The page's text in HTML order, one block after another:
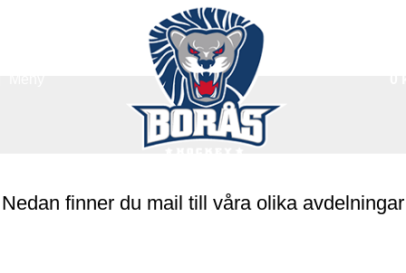
KONTAKTA OSS
Nedan finner du mail till våra olika avdelningar